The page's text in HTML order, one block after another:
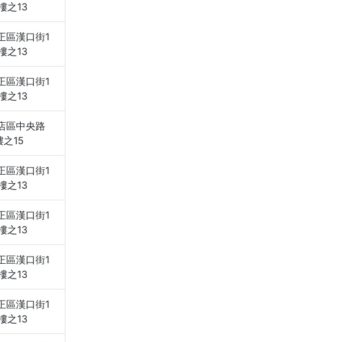
之13
區漢口街1
之13
區漢口街1
之13
區中央路
之15
區漢口街1
之13
區漢口街1
之13
區漢口街1
之13
區漢口街1
之13